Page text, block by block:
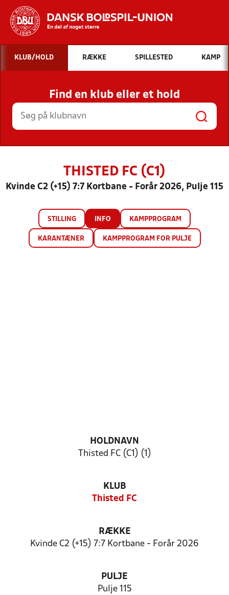
Hvad vil du søge efter?
INDHOLD OG NYHEDER
STILLINGER, RESULTATER, KLUBBER OG
HOLD
KLUB/HOLD RÆKKE SPILLESTED KAMP
Find en klub eller et hold
THISTED FC (C1)
Kvinde C2 (+15) 7:7 Kortbane - Forår 2026, Pulje 115
STILLING INFO KAMPPROGRAM
KARANTÆNER KAMPPROGRAM FOR PULJE
HOLDNAVN
Thisted FC (C1) (1)
KLUB
Thisted FC
RÆKKE
Kvinde C2 (+15) 7:7 Kortbane - Forår 2026
PULJE
Pulje 115